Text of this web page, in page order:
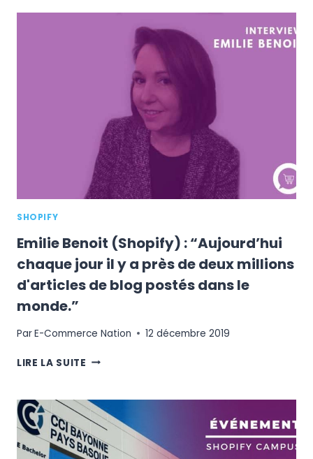
SOCIAUX
COMMERCE
SHOPIFY
SHOPIFY
Emilie Benoit (Shopify) : “Aujourd’hui
chaque jour il y a près de deux millions
d'articles de blog postés dans le
monde.”
ParE-Commerce Nation 12 décembre 2019
LIRE LA SUITE EMILIE
:
“AUJOURD’HUI
CHAQUE
JOUR